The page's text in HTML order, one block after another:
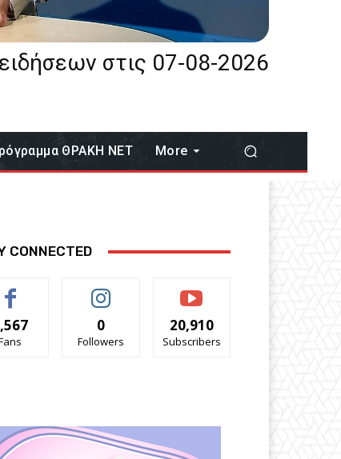
στις 07-08-2026
ΘΡΑΚΗ ΝΕΤ More
CONNECTED
0
Followers
20,910
Subscribers